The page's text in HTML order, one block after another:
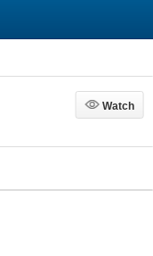
Watch
Watch